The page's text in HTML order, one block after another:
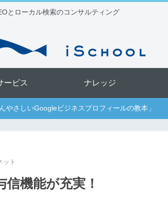
とローカル検索のコンサルティング
ービス ナレッジ
やさしいGoogleビジネスプロフィールの教本」
ット
機能が充実！